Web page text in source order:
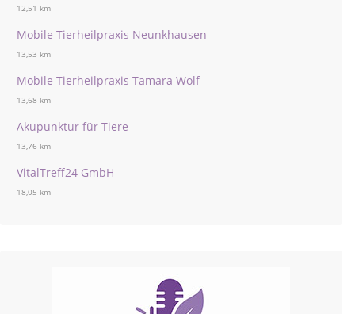
12,51 km
Mobile Tierheilpraxis Neunkhausen
13,53 km
Mobile Tierheilpraxis Tamara Wolf
13,68 km
Akupunktur für Tiere
13,76 km
VitalTreff24 GmbH
18,05 km